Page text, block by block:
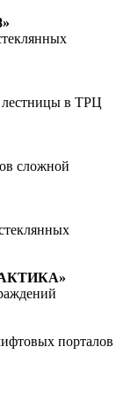
лестницы в ТРЦ
сложной
порталов